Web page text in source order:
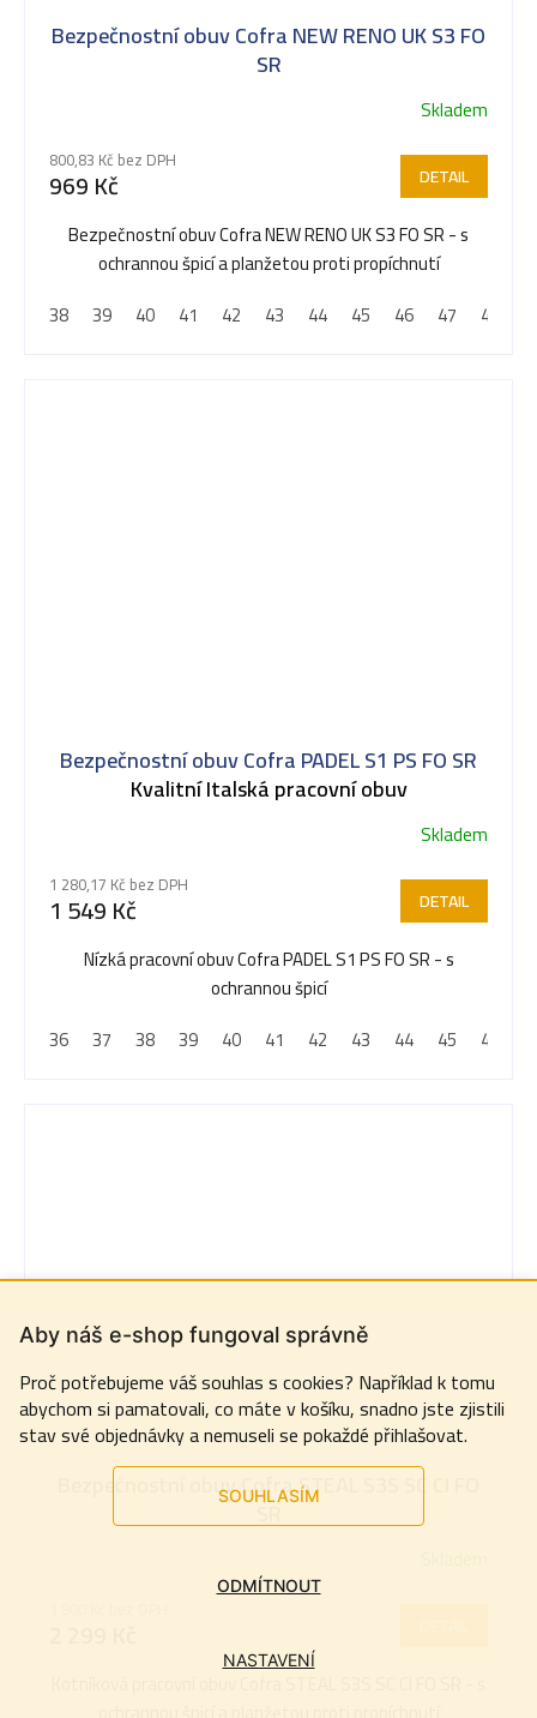
Aby náš e-shop fungoval správně
Proč potřebujeme váš souhlas s cookies? Například k tomu
abychom si pamatovali, co máte v košíku, snadno jste zjistili
stav své objednávky a nemuseli se pokaždé přihlašovat.
SOUHLASÍM
NASTAVENÍ
ODMÍTNOUT
Bezpečnostní obuv Cofra NEW RENO UK S3 FO
SR
hodnocení
produktu
je
5,0
hvězdiček.
Skladem
800,83 Kč bez DPH
969 Kč DETAIL
Bezpečnostní obuv Cofra NEW RENO UK S3 FO SR - s
ochrannou špicí a planžetou proti propíchnutí
38
39 40 41 42 43 44 45 46 47 48
Bezpečnostní obuv Cofra PADEL S1 PS FO SR
Kvalitní Italská pracovní obuv
Skladem
1 280,17 Kč bez DPH
1 549 Kč DETAIL
Nízká pracovní obuv Cofra PADEL S1 PS FO SR - s
ochrannou špicí
36
37 38 39 40 41 42 43 44 45 46
Bezpečnostní obuv Cofra STEAL S3S SC CI FO
SR